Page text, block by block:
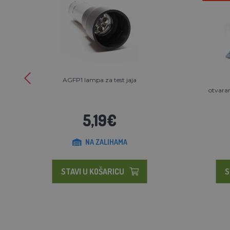
AGFP1 lampa za test jaja
5,19€
NA ZALIHAMA
STAVI U KOŠARICU